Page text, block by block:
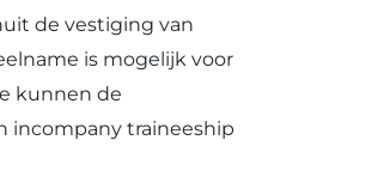
de vestiging van
is mogelijk voor
kunnen de
incompany traineeship